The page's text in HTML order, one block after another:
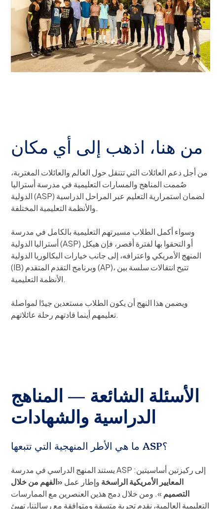
من هنا، اذهب إلى أي مكان
من أجل دعم العائلات التي تتنقل حول العالم والعائلات المغتربة،
صُممت المناهج والمسارات التعليمية في مدرسة أستراليا
الدولية (ASP) لضمان استمرارية التعليم عبر المراحل الدراسية
والأنظمة التعليمية المختلفة.
وسواء أكمل الطلاب مسيرتهم التعليمية بالكامل في مدرسة
أستراليا الدولية (ASP) أو التحقوا بها لفترة أقصر، فإن هيكل
المنهج الأمريكي واعترافه، إلى جانب خيارات البكالوريا الدولية
(IB) وبرنامج التقدم المتقدم (AP)، تتيح انتقالات سلسة بين
الأنظمة التعليمية.
ويضمن هذا النهج أن يكون الطلاب مستعدين جيدًا لمواصلة
تعليمهم أينما قادتهم رحلة عائلاتهم.
الأسئلة الشائعة — المناهج
الدراسية والشهادات
ما هي الأطر المنهجية التي تتبعها ASP؟
يستند المنهج الدراسي في مدرسة ASP إلى ركيزتين أساسيتين:
المعايير الأمريكية الراسخة وإطار عمل «الفهم من خلال
التصميم ». ومن خلال دمج هذين العنصرين مع الممارسات
التعليمية العالمية، نقدم تجربة متسقة ومتوافقة مع رسالتنا، تهيئ